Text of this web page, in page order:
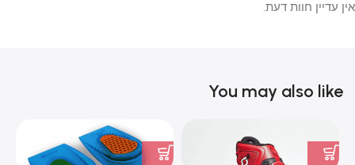
אין עדיין חוות דעת.
You may also like